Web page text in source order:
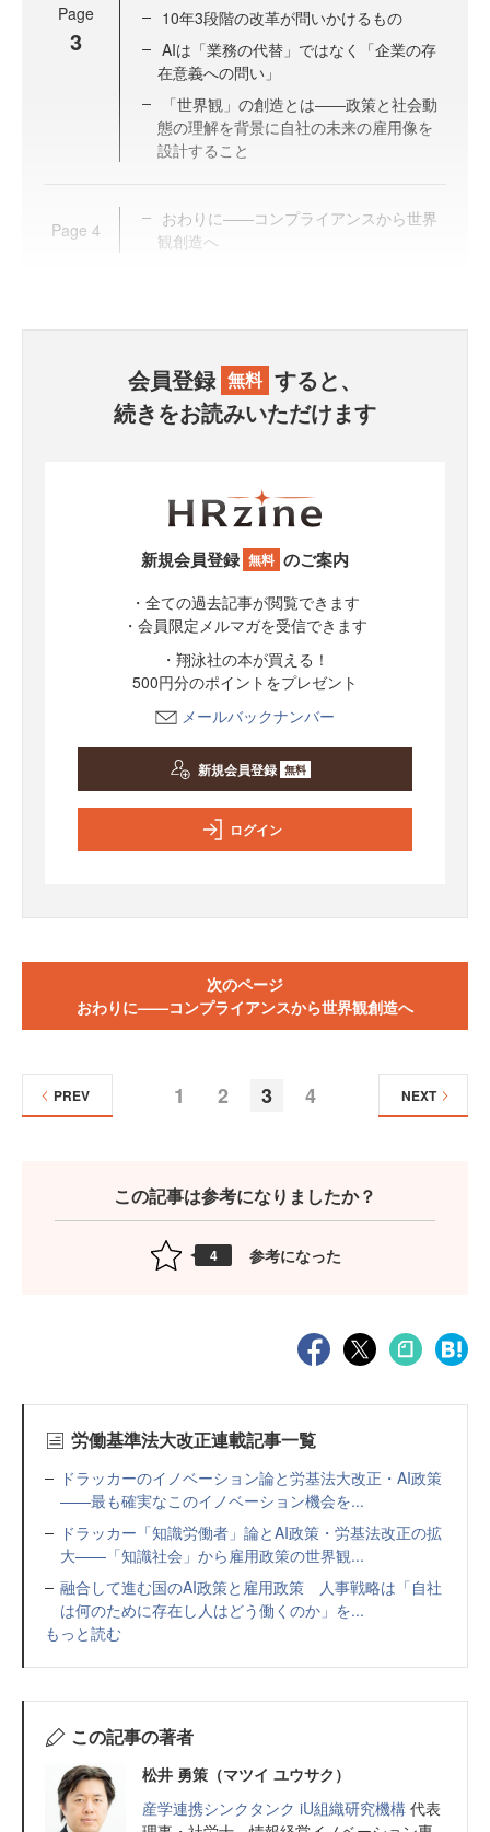
Page
3
10年3段階の改革が問いかけるもの
AIは「業務の代替」ではなく「企業の存
在意義への問い」
「世界観」の創造とは——政策と社会動
態の理解を背景に自社の未来の雇用像を
設計すること
Page 4
おわりに——コンプライアンスから世界
観創造へ
会員登録 無料 すると、
続きをお読みいただけます
新規会員登録 無料 のご案内
・全ての過去記事が閲覧できます
・会員限定メルマガを受信できます
・翔泳社の本が買える！
500円分のポイントをプレゼント
メールバックナンバー
新規会員登録 無料
ログイン
次のページ
おわりに——コンプライアンスから世界観創造へ
1 2 3 4
PREV NEXT
この記事は参考になりましたか？
4 参考になった
労働基準法大改正連載記事一覧
ドラッカーのイノベーション論と労基法大改正・AI政策
——最も確実なこのイノベーション機会を...
ドラッカー「知識労働者」論とAI政策・労基法改正の拡
大——「知識社会」から雇用政策の世界観...
融合して進む国のAI政策と雇用政策 人事戦略は「自社
は何のために存在し人はどう働くのか」を...
もっと読む
この記事の著者
松井 勇策（マツイ ユウサク）
産学連携シンクタンク iU組織研究機構 代表